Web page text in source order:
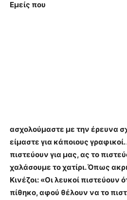
Εμείς που
ασχολούμαστε με την έρευνα
είμαστε για κάποιους
πιστεύουν για μας, ας το
χαλάσουμε το χατίρι. Όπως
Κινέζοι: «Οι λευκοί πιστεύουν
πίθηκο, αφού θέλουν να το